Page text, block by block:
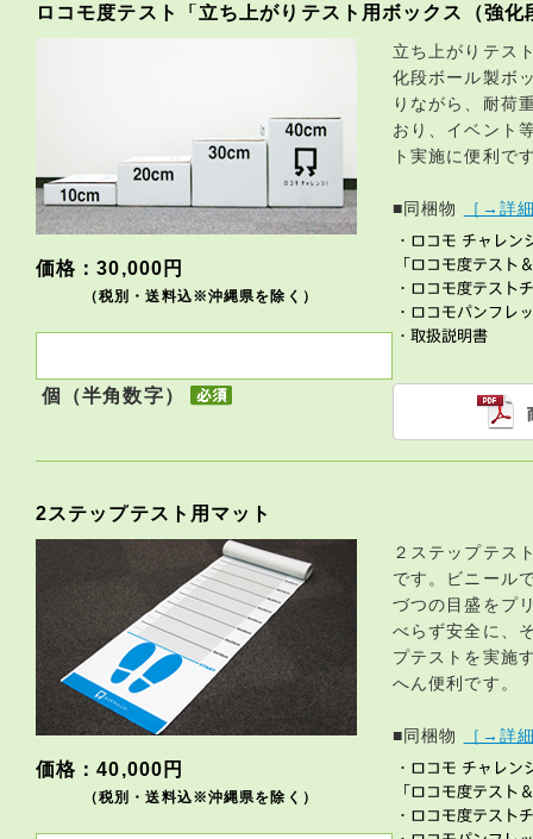
ロコモ度テスト「立ち上がりテスト用ボックス（強化
価格：30,000円
（税別・送料込※沖縄県を除く）
個（半角数字）
立ち上がりテス
化段ボール製ボ
りながら、耐荷
おり、イベント
ト実施に便利で
■同梱物 ［→詳
2ステップテスト用マット
価格：40,000円
（税別・送料込※沖縄県を除く）
２ステップテス
です。ビニール
づつの目盛をプ
べらず安全に、
プテストを実施
へん便利です。
■同梱物 ［→詳